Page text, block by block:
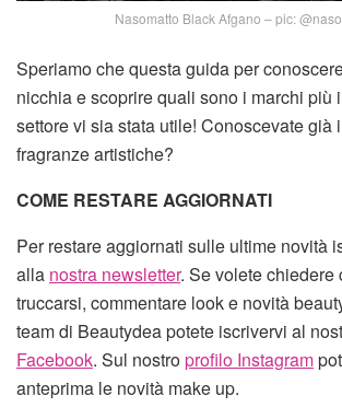
Nasomatto Black Afgano – pic:
Speriamo che questa guida per
nicchia e scoprire quali sono i marchi più
settore vi sia stata utile! Conoscevate già
fragranze artistiche?
COME RESTARE AGGIORNATI
Per restare aggiornati sulle ultime novità
alla nostra newsletter. Se volete
truccarsi, commentare look e novità
team di Beautydea potete iscrivervi al
Facebook. Sul nostroprofilo Instagram
anteprima le novità make up.